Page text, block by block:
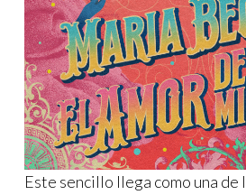
Este sencillo llega como una de